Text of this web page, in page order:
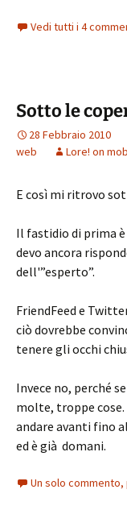
Vedi tutti i 4
Sotto le
28 Febbraio 2010
web
Lore! on
E così mi ritrovo
Il fastidio di prima
devo ancora
dell'”esperto”.
FriendFeed e
ciò dovrebbe
tenere gli occhi
Invece no, perché
molte, troppe
andare avanti fino
ed è già domani.
Un solo commento,